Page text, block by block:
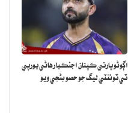
اڳوڻو ڀارتي ڪپتان اجنڪيا رهاڻي يورپي
ٽي ٽوئنٽي ليگ جو حصو بڻجي ويو